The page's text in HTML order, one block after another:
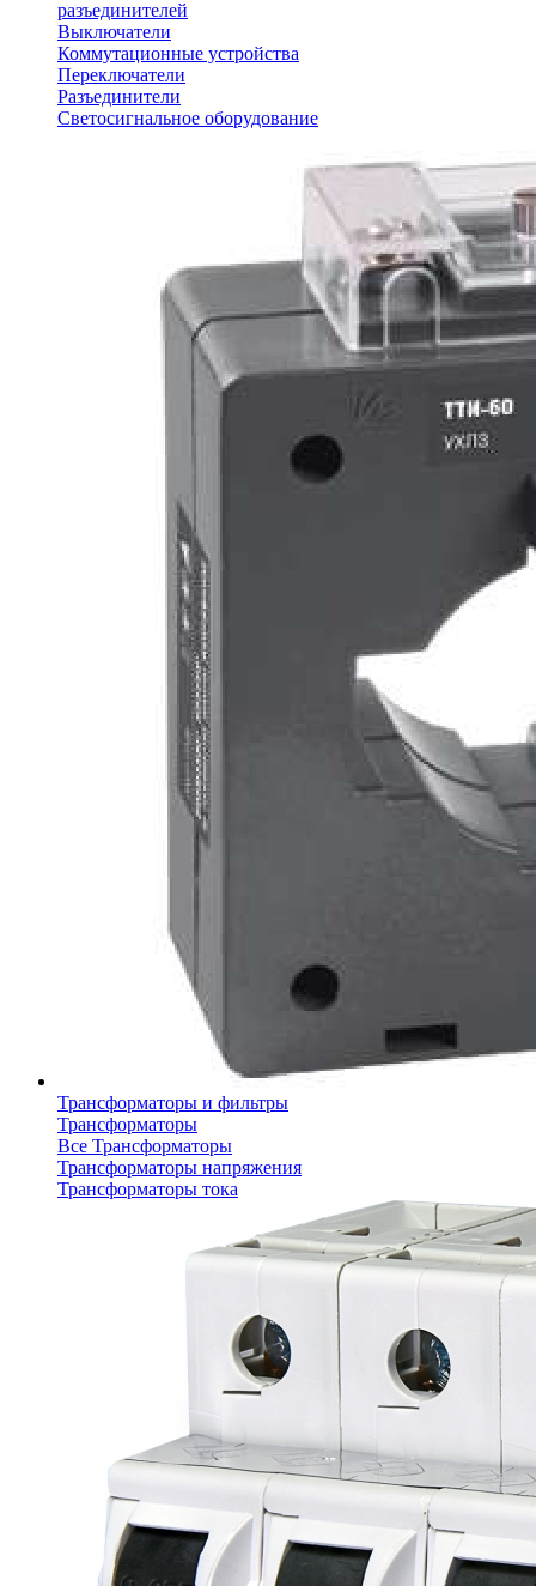
разъединителей
Выключатели
Коммутационные устройства
Переключатели
Разъединители
Светосигнальное оборудование
Трансформаторы и фильтры
Трансформаторы
Все Трансформаторы
Трансформаторы напряжения
Трансформаторы тока